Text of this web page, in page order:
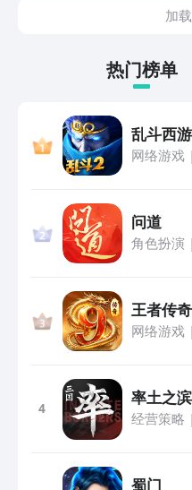
加
热门榜单
乱斗西
网络游戏|
问道
角色扮演 |
王者传奇
网络游戏|
4
率土之滨
经营策略 |
蜀门